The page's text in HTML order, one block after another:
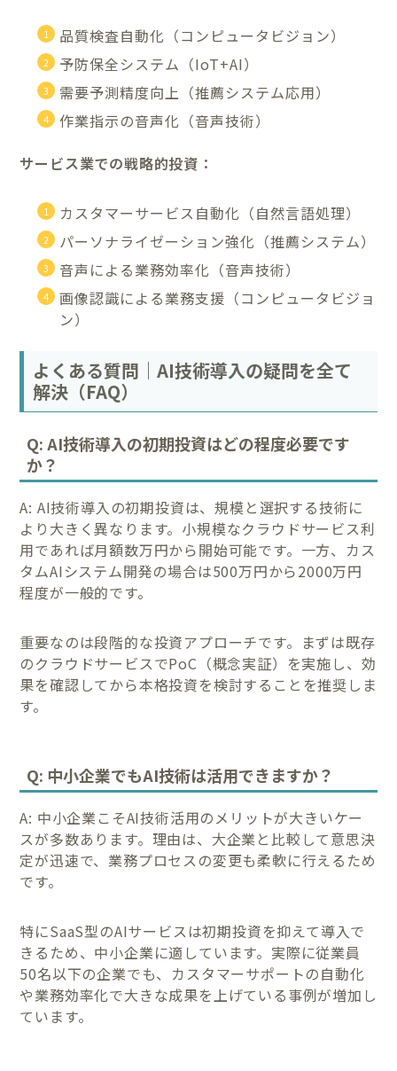
品質検査自動化（コンピュータビジョン）
予防保全システム（IoT+AI）
需要予測精度向上（推薦システム応用）
作業指示の音声化（音声技術）
サービス業での戦略的投資：
カスタマーサービス自動化（自然言語処理）
パーソナライゼーション強化（推薦システム）
音声による業務効率化（音声技術）
画像認識による業務支援（コンピュータビジョ
ン）
よくある質問｜AI技術導入の疑問を全て
解決（FAQ）
Q: AI技術導入の初期投資はどの程度必要です
か？
A: AI技術導入の初期投資は、規模と選択する技術に
より大きく異なります。小規模なクラウドサービス利
用であれば月額数万円から開始可能です。一方、カス
タムAIシステム開発の場合は500万円から2000万円
程度が一般的です。
重要なのは段階的な投資アプローチです。まずは既存
のクラウドサービスでPoC（概念実証）を実施し、効
果を確認してから本格投資を検討することを推奨しま
す。
Q: 中小企業でもAI技術は活用できますか？
A: 中小企業こそAI技術活用のメリットが大きいケー
スが多数あります。理由は、大企業と比較して意思決
定が迅速で、業務プロセスの変更も柔軟に行えるため
です。
特にSaaS型のAIサービスは初期投資を抑えて導入で
きるため、中小企業に適しています。実際に従業員
50名以下の企業でも、カスタマーサポートの自動化
や業務効率化で大きな成果を上げている事例が増加し
ています。